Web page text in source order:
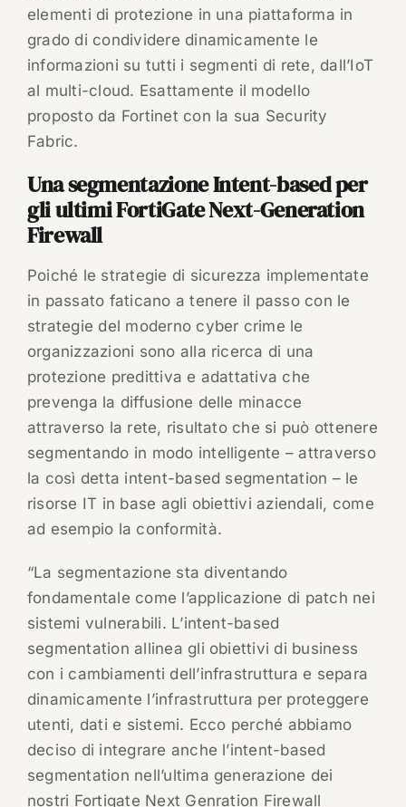
elementi di protezione in una piattaforma in
grado di condividere dinamicamente le
informazioni su tutti i segmenti di rete, dall’IoT
al multi-cloud. Esattamente il modello
proposto da Fortinet con la sua Security
Fabric.
Una segmentazione Intent-based per
gli ultimi FortiGate Next-Generation
Firewall
Poiché le strategie di sicurezza implementate
in passato faticano a tenere il passo con le
strategie del moderno cyber crime le
organizzazioni sono alla ricerca di una
protezione predittiva e adattativa che
prevenga la diffusione delle minacce
attraverso la rete, risultato che si può ottenere
segmentando in modo intelligente – attraverso
la così detta intent-based segmentation – le
risorse IT in base agli obiettivi aziendali, come
ad esempio la conformità.
“La segmentazione sta diventando
fondamentale come l’applicazione di patch nei
sistemi vulnerabili. L’intent-based
segmentation allinea gli obiettivi di business
con i cambiamenti dell’infrastruttura e separa
dinamicamente l’infrastruttura per proteggere
utenti, dati e sistemi. Ecco perché abbiamo
deciso di integrare anche l’intent-based
segmentation nell’ultima generazione dei
nostri Fortigate Next Genration Firewall